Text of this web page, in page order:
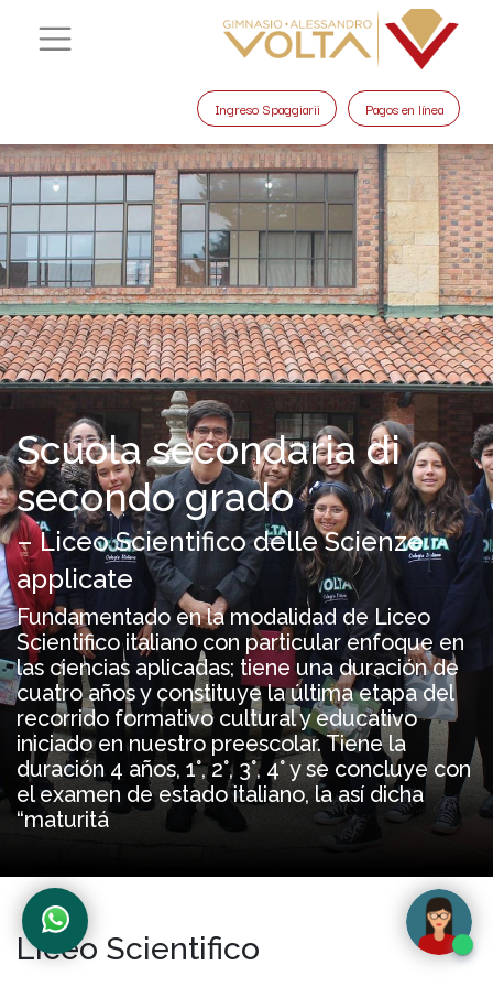
Ingreso Spaggiarii Pagos en línea
Scuola secondaria di
secondo grado
– Liceo Scientifico delle Scienze
applicate
Fundamentado en la modalidad de Liceo
Scientifico italiano con particular enfoque en
las ciencias aplicadas; tiene una duración de
cuatro años y constituye la última etapa del
recorrido formativo cultural y educativo
iniciado en nuestro preescolar. Tiene la
duración 4 años, 1°, 2°, 3°, 4° y se concluye con
el examen de estado italiano, la así dicha
“maturitá
Liceo Scientifico